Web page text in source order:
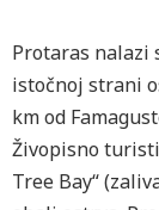
Protaras nalazi
istočnoj strani
km od
Živopisno
Tree Bay“